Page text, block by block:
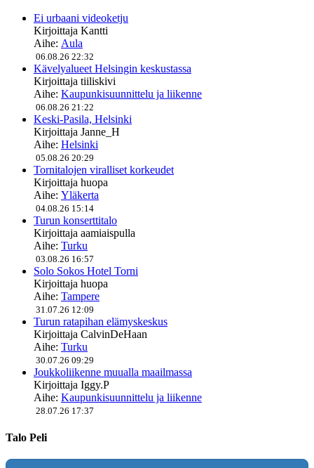
Ei urbaani videoketju
Kirjoittaja Kantti
Aihe: Aula
06.08.26 22:32
Kävelyalueet Helsingin keskustassa
Kirjoittaja tiiliskivi
Aihe: Kaupunkisuunnittelu ja liikenne
06.08.26 21:22
Keski-Pasila, Helsinki
Kirjoittaja Janne_H
Aihe: Helsinki
05.08.26 20:29
Tornitalojen viralliset korkeudet
Kirjoittaja huopa
Aihe: Yläkerta
04.08.26 15:14
Turun konserttitalo
Kirjoittaja aamiaispulla
Aihe: Turku
03.08.26 16:57
Solo Sokos Hotel Torni
Kirjoittaja huopa
Aihe: Tampere
31.07.26 12:09
Turun ratapihan elämyskeskus
Kirjoittaja CalvinDeHaan
Aihe: Turku
30.07.26 09:29
Joukkoliikenne muualla maailmassa
Kirjoittaja Iggy.P
Aihe: Kaupunkisuunnittelu ja liikenne
28.07.26 17:37
Talo Peli